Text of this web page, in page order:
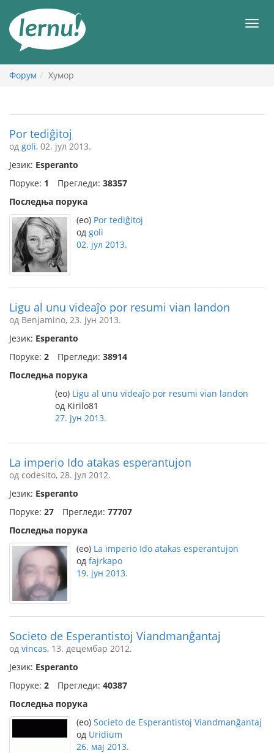
садржају
Форум Хумор
Por tediĝitoj
од goli, 02. јул 2013.
Језик: Esperanto
Поруке: 1 Прегледи: 38357
Последња порука
(eo) Por tediĝitoj
од goli
02. јул 2013.
Ligu al unu videaĵo por resumi vian landon
од Benjamino, 23. јун 2013.
Језик: Esperanto
Поруке: 2 Прегледи: 38914
Последња порука
(eo) Ligu al unu videaĵo por resumi vian landon
од Kirilo81
27. јун 2013.
La imperio Ido atakas esperantujon
од codesito, 28. јул 2012.
Језик: Esperanto
Поруке: 27 Прегледи: 77707
Последња порука
(eo) La imperio Ido atakas esperantujon
од fajrkapo
19. јун 2013.
Societo de Esperantistoj Viandmanĝantaj
од vincas, 13. децембар 2012.
Језик: Esperanto
Поруке: 2 Прегледи: 40387
Последња порука
(eo) Societo de Esperantistoj Viandmanĝantaj
од Uridium
26. мај 2013.